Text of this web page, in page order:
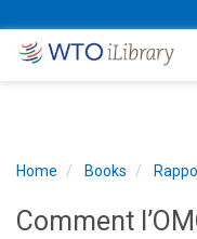
Home Books
Comment